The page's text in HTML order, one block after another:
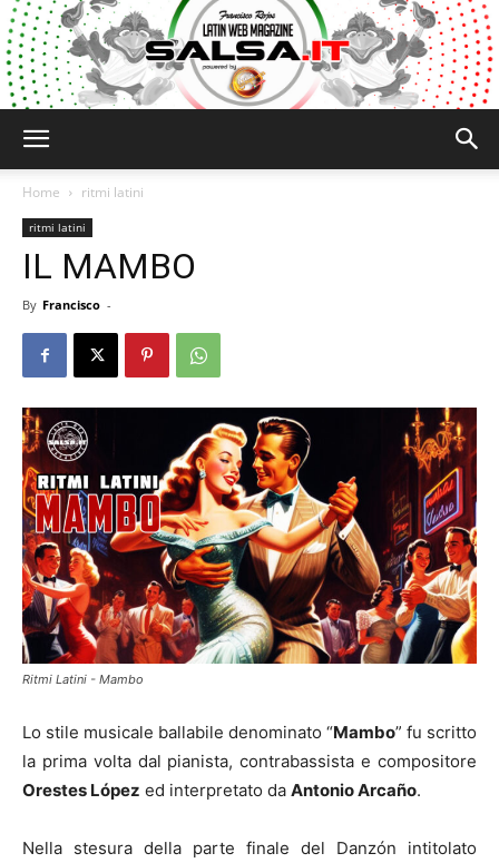
Home ritmi latini
ritmi latini
IL MAMBO
By Francisco -
Ritmi Latini - Mambo
Lo stile musicale ballabile denominato “Mambo” fu scritto
la prima volta dal pianista, contrabassista e compositore
Orestes López ed interpretato da Antonio Arcaño.
Nella stesura della parte finale del Danzón intitolato